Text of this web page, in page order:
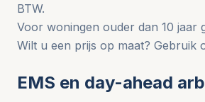
BTW.
Voor woningen ouder dan 10 jaar
Wilt u een prijs op maat? Gebruik
EMS en day-ahead